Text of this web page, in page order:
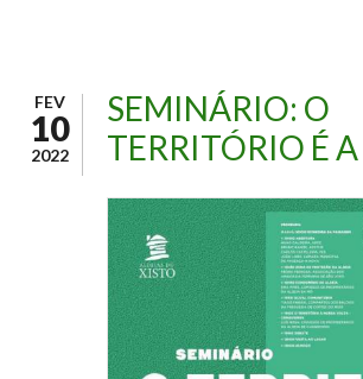
FEV
10
2022
SEMINÁRIO: O
TERRITÓRIO É